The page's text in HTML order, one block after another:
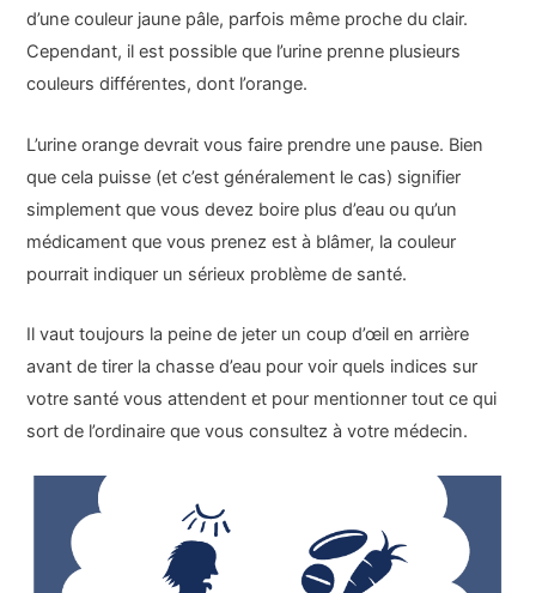
d’une couleur jaune pâle, parfois même proche du clair.
Cependant, il est possible que l’urine prenne plusieurs
couleurs différentes, dont l’orange.
L’urine orange devrait vous faire prendre une pause. Bien
que cela puisse (et c’est généralement le cas) signifier
simplement que vous devez boire plus d’eau ou qu’un
médicament que vous prenez est à blâmer, la couleur
pourrait indiquer un sérieux problème de santé.
Il vaut toujours la peine de jeter un coup d’œil en arrière
avant de tirer la chasse d’eau pour voir quels indices sur
votre santé vous attendent et pour mentionner tout ce qui
sort de l’ordinaire que vous consultez à votre médecin.